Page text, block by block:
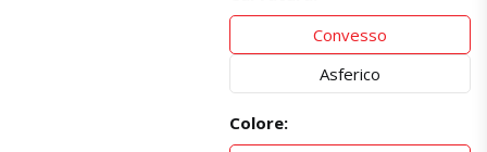
Convesso
Asferico
Colore: